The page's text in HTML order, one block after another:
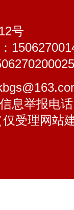
号
息举报电
仅受理网站